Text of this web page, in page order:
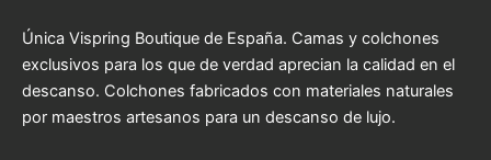
Única Vispring Boutique de España. Camas y colchones
exclusivos para los que de verdad aprecian la calidad en el
descanso. Colchones fabricados con materiales naturales
por maestros artesanos para un descanso de lujo.